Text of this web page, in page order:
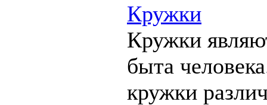
Кружки
Кружки
быта
кружки